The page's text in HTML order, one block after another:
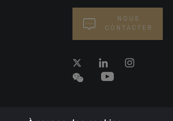
NOUS
CONTACTER